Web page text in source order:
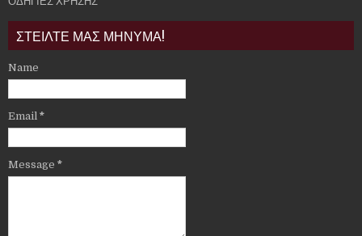
ΣΤΕΙΛΤΕ ΜΑΣ ΜΗΝΥΜΑ!
Name
Email *
Message *